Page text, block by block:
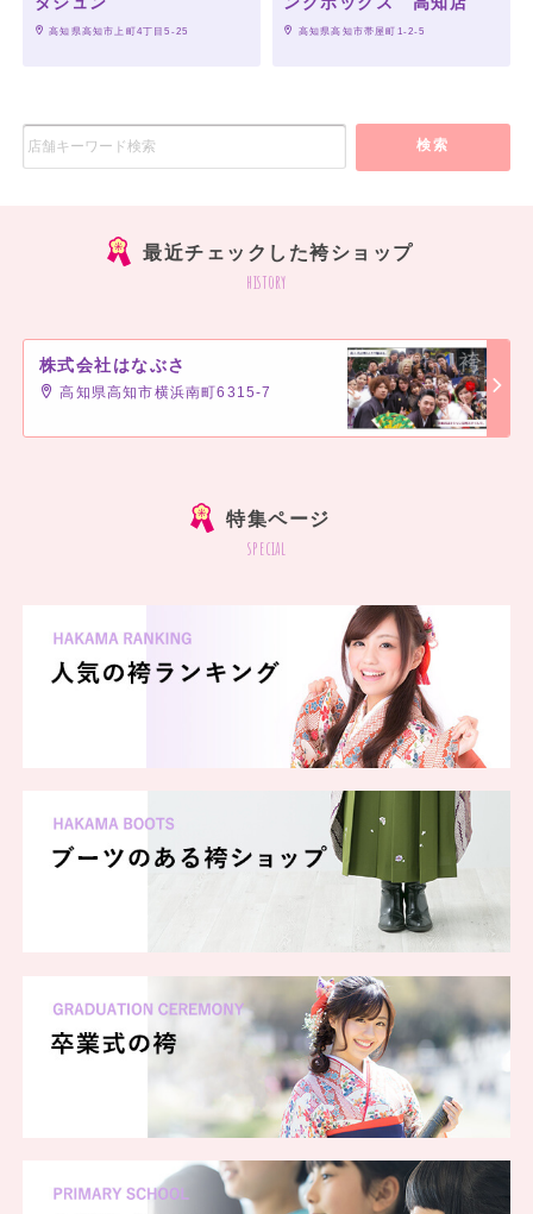
高知県高知市上町4丁目5-25 高知県高知市帯屋町1-2-5
検索
最近チェックした袴ショップ
history
株式会社はなぶさ
高知県高知市横浜南町6315-7
特集ページ
special